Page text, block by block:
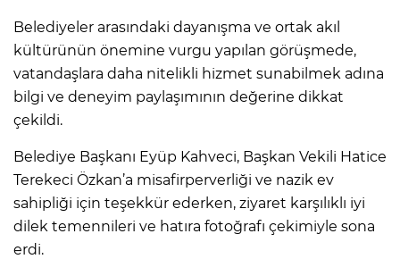
Belediyeler arasındaki dayanışma ve ortak akıl
kültürünün önemine vurgu yapılan görüşmede,
vatandaşlara daha nitelikli hizmet sunabilmek adına
bilgi ve deneyim paylaşımının değerine dikkat
çekildi.
Belediye Başkanı Eyüp Kahveci, Başkan Vekili Hatice
Terekeci Özkan’a misafirperverliği ve nazik ev
sahipliği için teşekkür ederken, ziyaret karşılıklı iyi
dilek temennileri ve hatıra fotoğrafı çekimiyle sona
erdi.